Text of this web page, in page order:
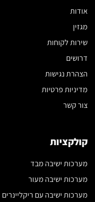
אודות
מגזין
שירות לקוחות
דרושים
הצהרת נגישות
מדיניות פרטיות
צור קשר
קולקציות
מערכות ישיבה מבד
מערכות ישיבה מעור
מערכות ישיבה עם ריקליינרים